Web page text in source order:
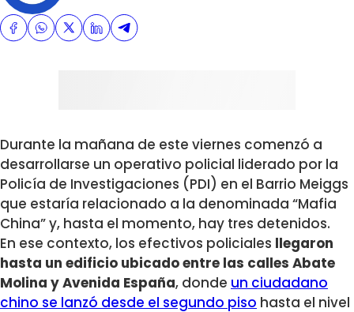
Durante la mañana de este viernes comenzó a
desarrollarse un operativo policial liderado por la
Policía de Investigaciones (PDI) en el Barrio Meiggs
que estaría relacionado a la denominada “Mafia
China” y, hasta el momento, hay tres detenidos.
En ese contexto, los efectivos policiales llegaron
hasta un edificio ubicado entre las calles Abate
Molina y Avenida España, donde un ciudadano
chino se lanzó desde el segundo piso hasta el nivel